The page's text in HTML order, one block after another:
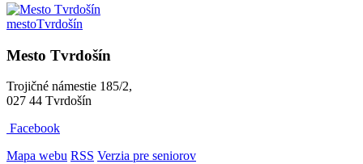
mestoTvrdošín
Mesto Tvrdošín
Trojičné námestie 185/2,
027 44 Tvrdošín
Facebook
Mapa webu RSS Verzia pre seniorov